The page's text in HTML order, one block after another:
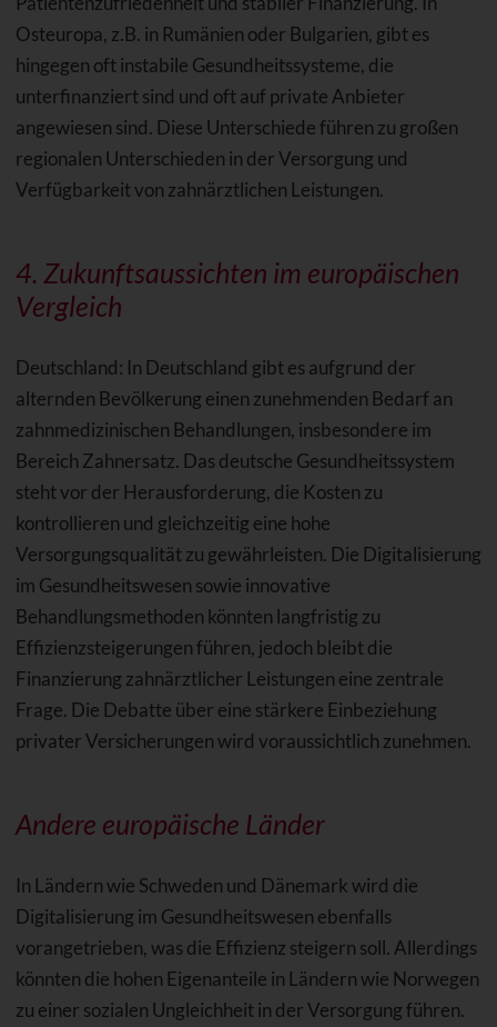
Osteuropa, z.B. in Rumänien oder Bulgarien, gibt es
hingegen oft instabile Gesundheitssysteme, die
unterfinanziert sind und oft auf private Anbieter
angewiesen sind. Diese Unterschiede führen zu großen
regionalen Unterschieden in der Versorgung und
Verfügbarkeit von zahnärztlichen Leistungen.
4. Zukunftsaussichten im europäischen
Vergleich
Deutschland: In Deutschland gibt es aufgrund der
alternden Bevölkerung einen zunehmenden Bedarf an
zahnmedizinischen Behandlungen, insbesondere im
Bereich Zahnersatz. Das deutsche Gesundheitssystem
steht vor der Herausforderung, die Kosten zu
kontrollieren und gleichzeitig eine hohe
Versorgungsqualität zu gewährleisten. Die Digitalisierung
im Gesundheitswesen sowie innovative
Behandlungsmethoden könnten langfristig zu
Effizienzsteigerungen führen, jedoch bleibt die
Finanzierung zahnärztlicher Leistungen eine zentrale
Frage. Die Debatte über eine stärkere Einbeziehung
privater Versicherungen wird voraussichtlich zunehmen.
Andere europäische Länder
In Ländern wie Schweden und Dänemark wird die
Digitalisierung im Gesundheitswesen ebenfalls
vorangetrieben, was die Effizienz steigern soll. Allerdings
könnten die hohen Eigenanteile in Ländern wie Norwegen
zu einer sozialen Ungleichheit in der Versorgung führen.